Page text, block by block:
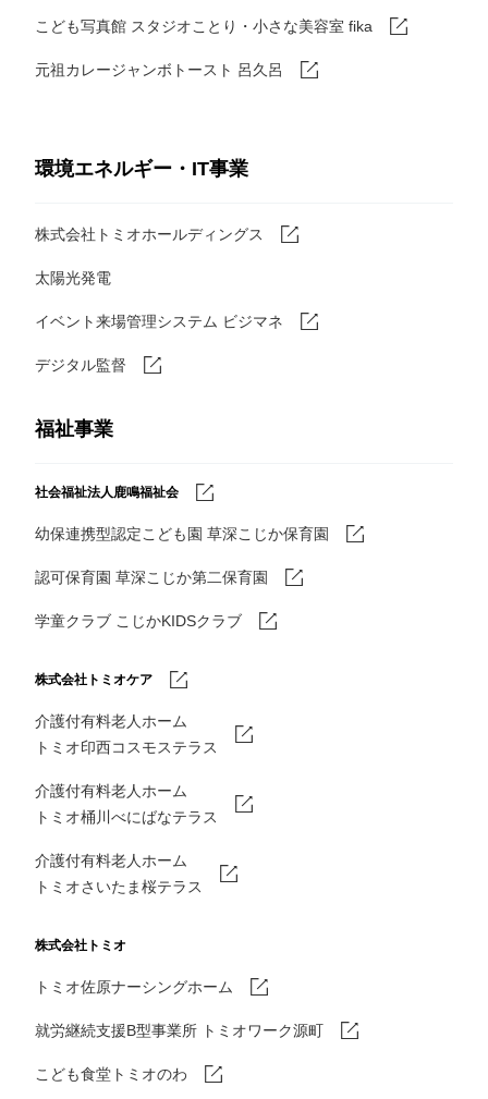
こども写真館 スタジオことり・小さな美容室 fika
元祖カレージャンボトースト 呂久呂
環境エネルギー・IT事業
株式会社トミオホールディングス
太陽光発電
イベント来場管理システム ビジマネ
デジタル監督
福祉事業
社会福祉法人鹿鳴福祉会
幼保連携型認定こども園 草深こじか保育園
認可保育園 草深こじか第二保育園
学童クラブ こじかKIDSクラブ
株式会社トミオケア
介護付有料老人ホーム
トミオ印西コスモステラス
介護付有料老人ホーム
トミオ桶川べにばなテラス
介護付有料老人ホーム
トミオさいたま桜テラス
株式会社トミオ
トミオ佐原ナーシングホーム
就労継続支援B型事業所 トミオワーク源町
こども食堂トミオのわ